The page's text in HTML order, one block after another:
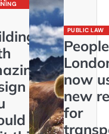
PUBLIC LAW
now
new
for